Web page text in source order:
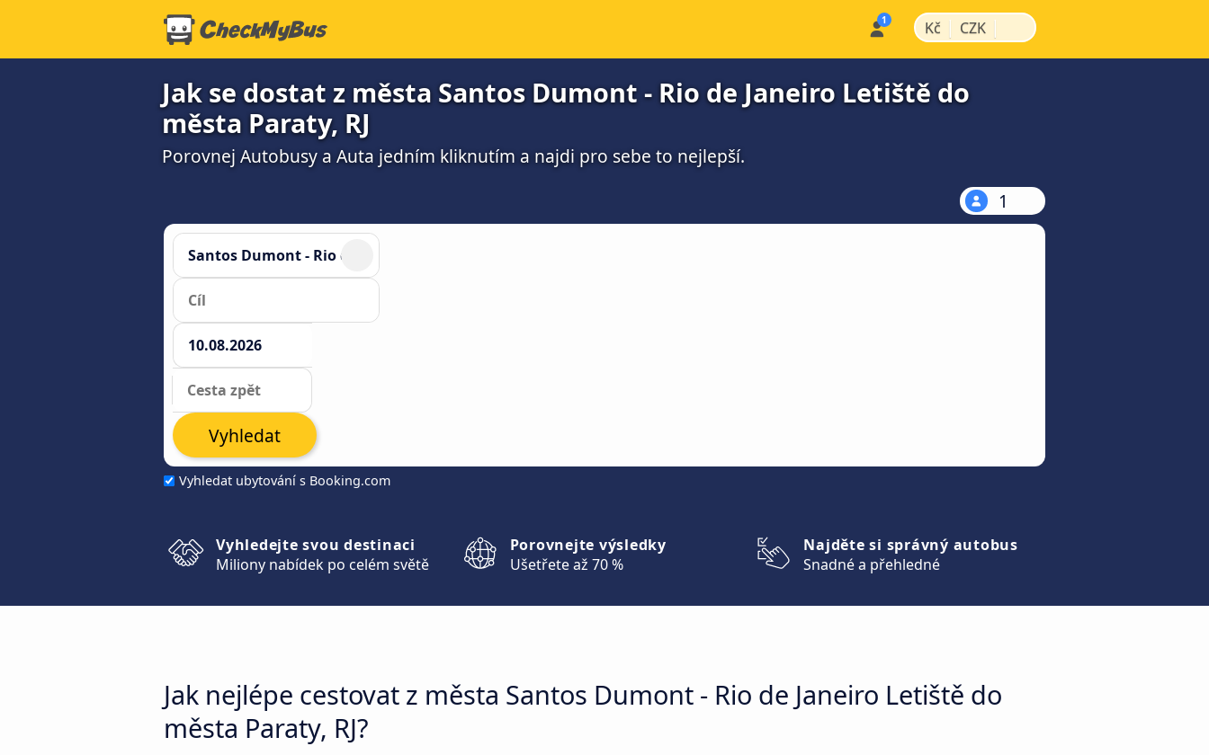
Kč | CZK |
Jak se dostat z města Santos Dumont - Rio de Janeiro Letiště do
města Paraty, RJ
Porovnej Autobusy a Auta jedním kliknutím a najdi pro sebe to nejlepší.
1
Vyhledat ubytování s Booking.com
Vyhledat
Vyhledejte svou destinaci
Miliony nabídek po celém světě
Porovnejte výsledky
Ušetřete až 70 %
Najděte si správný autobus
Snadné a přehledné
Jak nejlépe cestovat z města Santos Dumont - Rio de Janeiro Letiště do
města Paraty, RJ?